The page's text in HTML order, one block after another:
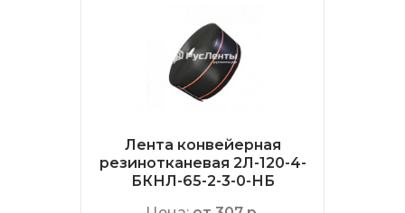
Лента конвейерная
резинотканевая 2Л-120-4-
БКНЛ-65-2-3-0-НБ